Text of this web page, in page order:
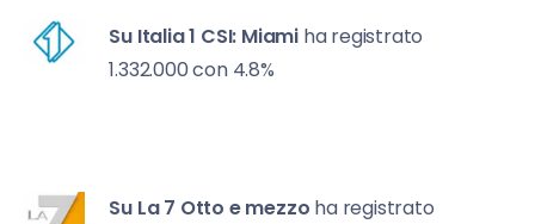
Su Italia 1 CSI: Miami ha registrato
1.332.000 con 4.8%
Su La 7 Otto e mezzo ha registrato